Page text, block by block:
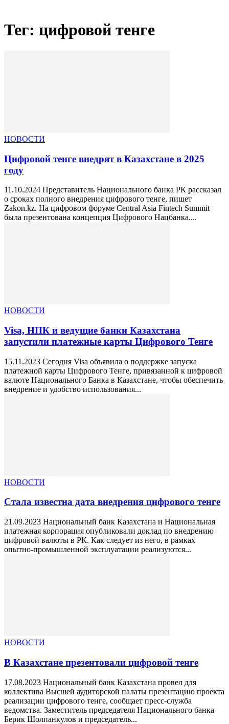
Тег: цифровой тенге
НОВОСТИ
Цифровой тенге внедрят в Казахстане в 2025
году
11.10.2024 Представитель Национального банка РК рассказал
о сроках полного внедрения цифрового тенге, пишет
Zakon.kz. На цифровом форуме Central Asia Fintech Summit
была презентована концепция Цифрового Нацбанка....
НОВОСТИ
Visa, НПК и ведущие банки Казахстана
запустили платежные карты Цифрового Тенге
15.11.2023 Сегодня Visa объявила о поддержке запуска
платежной карты Цифрового Тенге, привязанной к цифровой
валюте Национального Банка в Казахстане, чтобы обеспечить
внедрение и удобство использования...
НОВОСТИ
Стала известна дата внедрения цифрового тенге
21.09.2023 Национальный банк Казахстана и Национальная
платежная корпорация опубликовали доклад по внедрению
цифровой валюты в РК. Как следует из него, в рамках
опытно-промышленной эксплуатации реализуются...
НОВОСТИ
В Казахстане презентовали цифровой тенге
17.08.2023 Национальный банк Казахстана провел для
коллектива Высшей аудиторской палаты презентацию проекта
реализации цифрового тенге, сообщает пресс-служба
ведомства. Заместитель председателя Национального банка
Берик Шолпанкулов и председатель...